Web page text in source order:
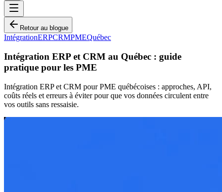
Retour au blogue
IntégrationERPCRMPMEQuébec
Intégration ERP et CRM au Québec : guide
pratique pour les PME
Intégration ERP et CRM pour PME québécoises : approches, API,
coûts réels et erreurs à éviter pour que vos données circulent entre
vos outils sans ressaisie.